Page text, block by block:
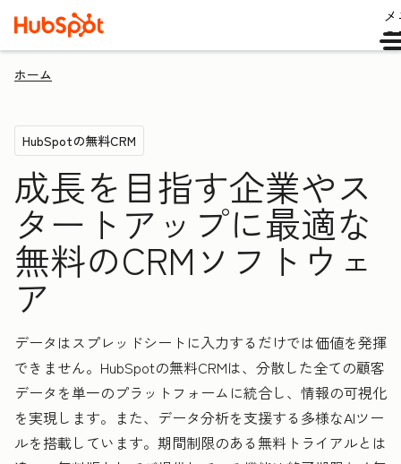
ホーム
HubSpotの無料CRM
成長を目指す企業やス
タートアップに最適な
無料のCRMソフトウェ
ア
データはスプレッドシートに入力するだけでは価値を発揮
できません。HubSpotの無料CRMは、分散した全ての顧客
データを単一のプラットフォームに統合し、情報の可視化
を実現します。また、データ分析を支援する多様なAIツー
ルを搭載しています。期間制限のある無料トライアルとは